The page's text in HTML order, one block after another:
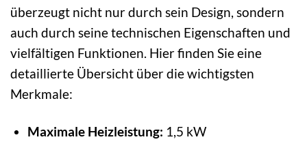
überzeugt nicht nur durch sein Design, sondern
auch durch seine technischen Eigenschaften und
vielfältigen Funktionen. Hier finden Sie eine
detaillierte Übersicht über die wichtigsten
Merkmale:
Maximale Heizleistung: 1,5 kW